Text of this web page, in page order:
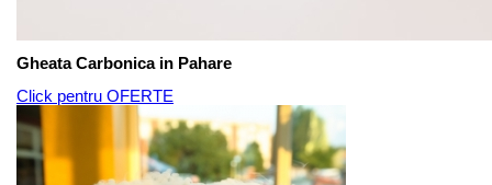
Gheata Carbonica in Pahare
Click pentru OFERTE